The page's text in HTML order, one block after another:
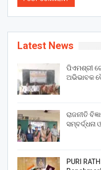
Latest News
ପିଏମଶ୍ରୀ
ଅଭିଭାବକ
ରାଜନୀତି
ସମ୍ବର୍ଦ୍ଧନା
PURI